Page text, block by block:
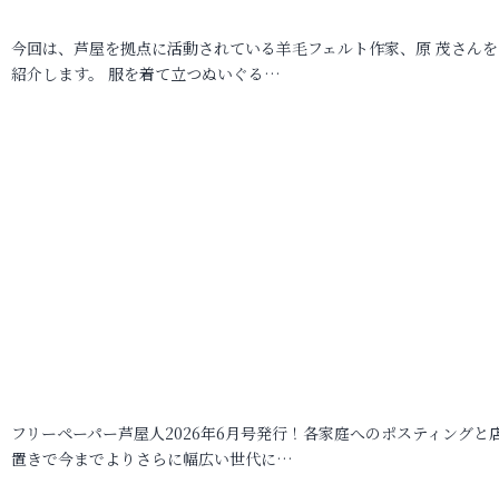
今回は、芦屋を拠点に活動されている羊毛フェルト作家、原 茂さん
紹介します。 服を着て立つぬいぐる…
フリーペーパー芦屋人2026年6月号発行！各家庭へのポスティングと
置きで今までよりさらに幅広い世代に…